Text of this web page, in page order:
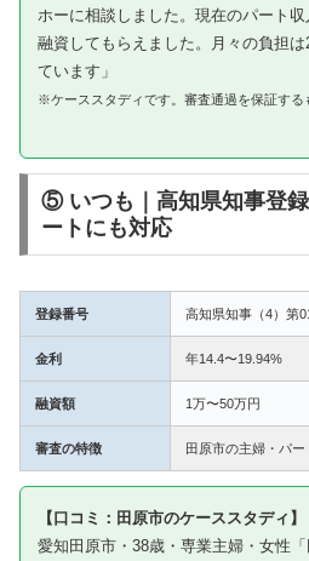
ホーに相談しました。現在のパート
融資してもらえました。月々の負担
ています」
※ケーススタディです。審査通過を保証する
⑤ いつも｜高知県知事登
ートにも対応
登録番号 高知県知事（4）第
金利 年14.4〜19.94%
融資額 1万〜50万円
審査の特徴 田原市の主婦・パ
【口コミ：田原市のケーススタディ】
愛知田原市・38歳・専業主婦・女性